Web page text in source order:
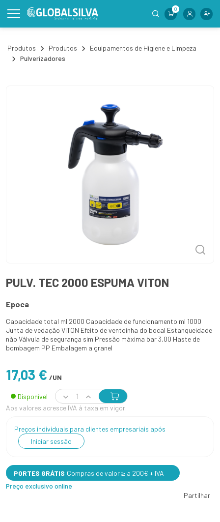
0
Produtos Produtos
Equipamentos de Higiene e Limpeza
Pulverizadores
PULV. TEC 2000 ESPUMA VITON
Epoca
Capacidade total ml 2000 Capacidade de funcionamento ml 1000
Junta de vedação VITON Efeito de ventoinha do bocal Estanqueidade
não Válvula de segurança sim Pressão máxima bar 3,00 Haste de
bombagem PP Embalagem a granel
17,03 € /UN
Disponível
Aos valores acresce IVA à taxa em vigor.
Preços individuais para clientes empresariais após
Iniciar sessão
PORTES GRÁTIS Compras de valor ≥ a 200€ + IVA
Preço exclusivo online
Partilhar